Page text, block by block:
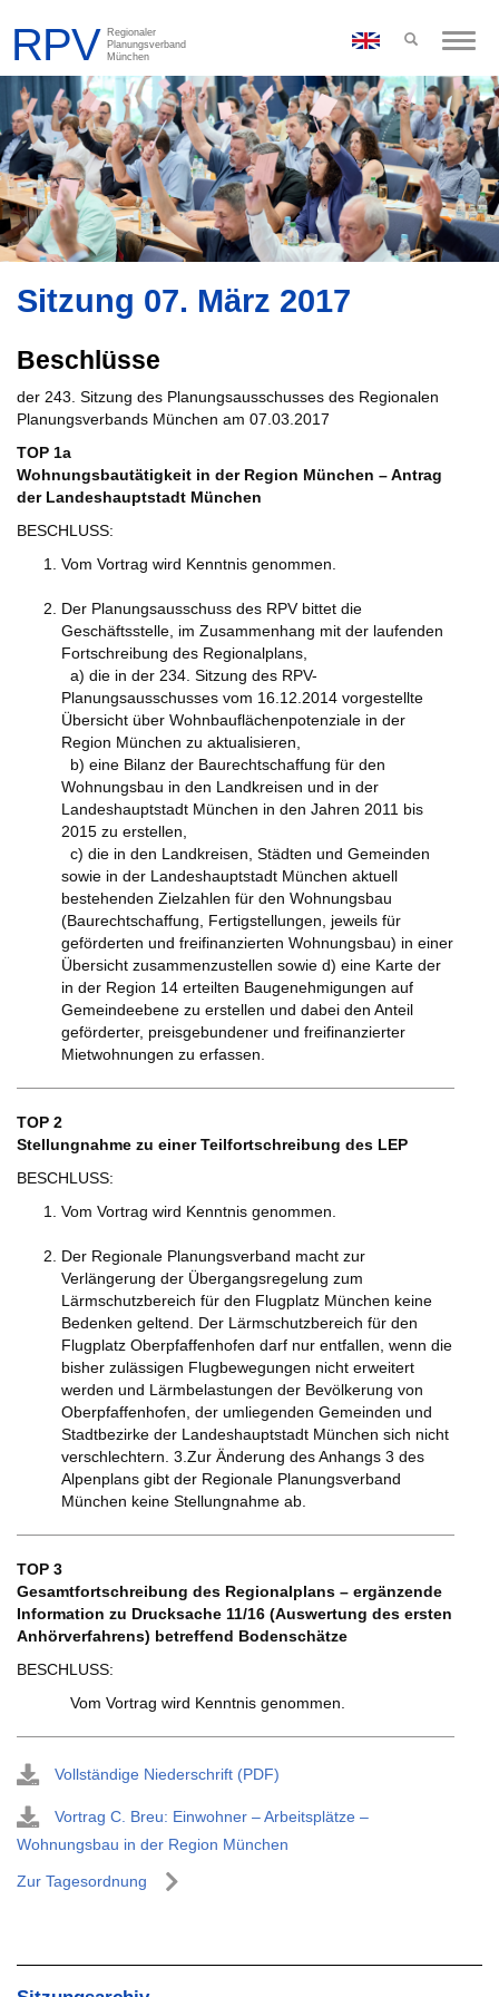
Toggle
Sitzung 07. März 2017
Beschlüsse
der 243. Sitzung des Planungsausschusses des Regionalen
Planungsverbands München am 07.03.2017
TOP 1a
Wohnungsbautätigkeit in der Region München – Antrag
der Landeshauptstadt München
BESCHLUSS:
Vom Vortrag wird Kenntnis genommen.
Der Planungsausschuss des RPV bittet die
Geschäftsstelle, im Zusammenhang mit der laufenden
Fortschreibung des Regionalplans,
a) die in der 234. Sitzung des RPV-
Planungsausschusses vom 16.12.2014 vorgestellte
Übersicht über Wohnbauflächenpotenziale in der
Region München zu aktualisieren,
b) eine Bilanz der Baurechtschaffung für den
Wohnungsbau in den Landkreisen und in der
Landeshauptstadt München in den Jahren 2011 bis
2015 zu erstellen,
c) die in den Landkreisen, Städten und Gemeinden
sowie in der Landeshauptstadt München aktuell
bestehenden Zielzahlen für den Wohnungsbau
(Baurechtschaffung, Fertigstellungen, jeweils für
geförderten und freifinanzierten Wohnungsbau) in einer
Übersicht zusammenzustellen sowie d) eine Karte der
in der Region 14 erteilten Baugenehmigungen auf
Gemeindeebene zu erstellen und dabei den Anteil
geförderter, preisgebundener und freifinanzierter
Mietwohnungen zu erfassen.
TOP 2
Stellungnahme zu einer Teilfortschreibung des LEP
BESCHLUSS:
Vom Vortrag wird Kenntnis genommen.
Der Regionale Planungsverband macht zur
Verlängerung der Übergangsregelung zum
Lärmschutzbereich für den Flugplatz München keine
Bedenken geltend. Der Lärmschutzbereich für den
Flugplatz Oberpfaffenhofen darf nur entfallen, wenn die
bisher zulässigen Flugbewegungen nicht erweitert
werden und Lärmbelastungen der Bevölkerung von
Oberpfaffenhofen, der umliegenden Gemeinden und
Stadtbezirke der Landeshauptstadt München sich nicht
verschlechtern. 3.Zur Änderung des Anhangs 3 des
Alpenplans gibt der Regionale Planungsverband
München keine Stellungnahme ab.
TOP 3
Gesamtfortschreibung des Regionalplans – ergänzende
Information zu Drucksache 11/16 (Auswertung des ersten
Anhörverfahrens) betreffend Bodenschätze
BESCHLUSS:
Vom Vortrag wird Kenntnis genommen.
Vollständige Niederschrift (PDF)
Vortrag C. Breu: Einwohner – Arbeitsplätze –
Wohnungsbau in der Region München
Zur Tagesordnung